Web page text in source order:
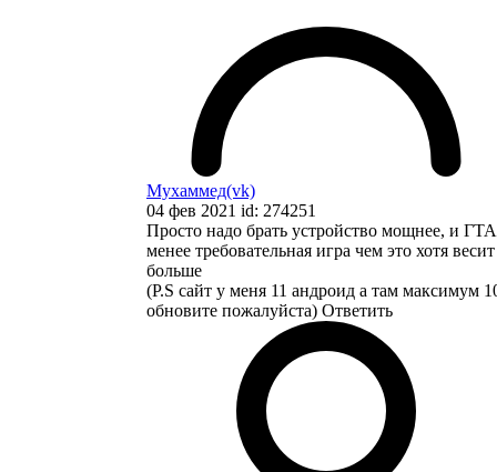
Мухаммед(vk)
04 фев 2021 id: 274251
Просто надо брать устройство мощнее, и ГТА
менее требовательная игра чем это хотя весит
больше
(P.S сайт у меня 11 андроид а там максимум
обновите пожалуйста) Ответить